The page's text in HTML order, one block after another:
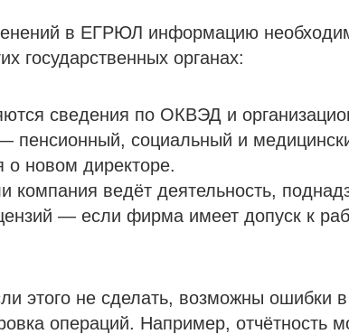
в ЕГРЮЛ информацию
государственных органах:
сведения по ОКВЭД и
социальный и
о новом директоре.
компания ведёт деятельность,
— если фирма имеет допуск к
этого не сделать, возможны ошибки в
операций. Например, отчётность